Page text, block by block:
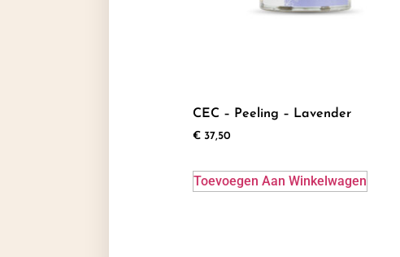
CEC – Peeling – Lavender
€ 37,50
Toevoegen Aan Winkelwagen